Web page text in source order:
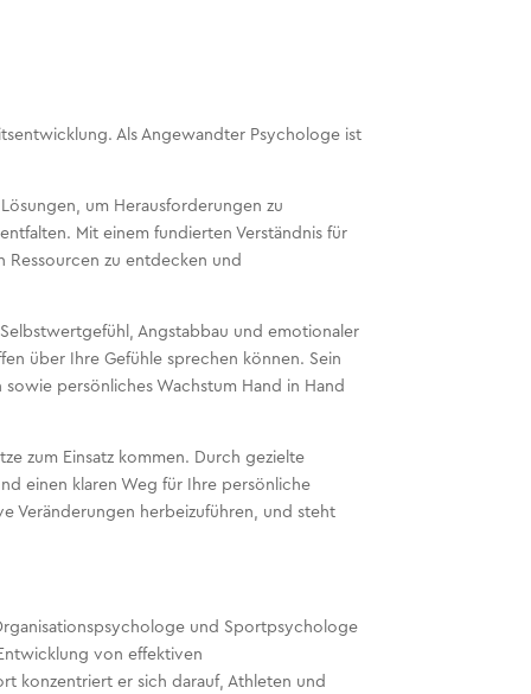
Als Angewandter Psychologe ist
um Herausforderungen zu
Mit einem fundierten Verständnis für
Ressourcen zu entdecken und
Angstabbau und emotionaler
über Ihre Gefühle sprechen können. Sein
persönliches Wachstum Hand in Hand
zum Einsatz kommen. Durch gezielte
einen klaren Weg für Ihre persönliche
Veränderungen herbeizuführen, und steht
und Sportpsychologe
von effektiven
konzentriert er sich darauf, Athleten und